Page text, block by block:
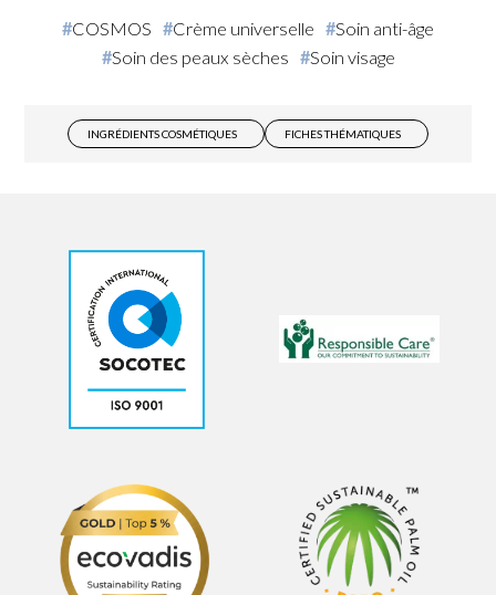
COSMOS Crème universelle
Soin anti-âge
Soin des peaux sèches
Soin visage
INGRÉDIENTS COSMÉTIQUES FICHES THÉMATIQUES